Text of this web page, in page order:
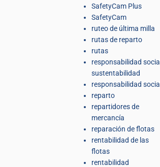
SafetyCam Plus
SafetyCam
ruteo de última milla
rutas de reparto
rutas
responsabilidad social
sustentabilidad
responsabilidad social
reparto
repartidores de
mercancía
reparación de flotas
rentabilidad de las
flotas
rentabilidad